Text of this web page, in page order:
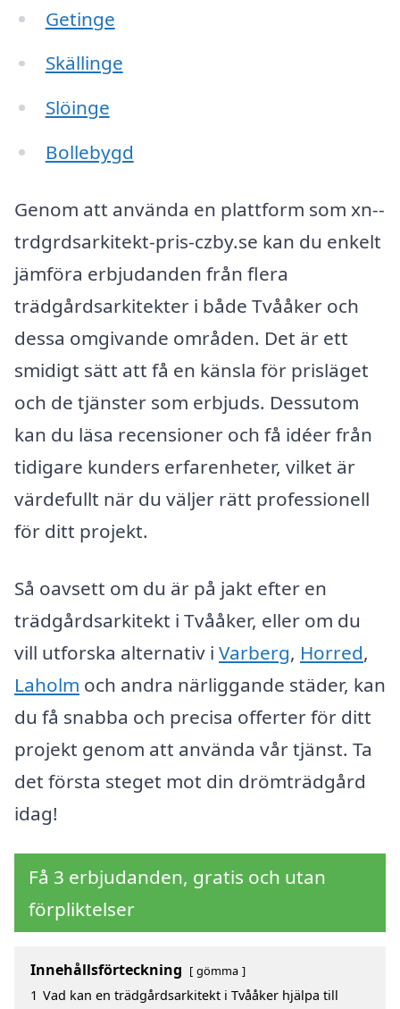
Getinge
Skällinge
Slöinge
Bollebygd
Genom att använda en plattform som xn--
trdgrdsarkitekt-pris-czby.se kan du enkelt
jämföra erbjudanden från flera
trädgårdsarkitekter i både Tvååker och
dessa omgivande områden. Det är ett
smidigt sätt att få en känsla för prisläget
och de tjänster som erbjuds. Dessutom
kan du läsa recensioner och få idéer från
tidigare kunders erfarenheter, vilket är
värdefullt när du väljer rätt professionell
för ditt projekt.
Så oavsett om du är på jakt efter en
trädgårdsarkitekt i Tvååker, eller om du
vill utforska alternativ i Varberg, Horred,
Laholm och andra närliggande städer, kan
du få snabba och precisa offerter för ditt
projekt genom att använda vår tjänst. Ta
det första steget mot din drömträdgård
idag!
Få 3 erbjudanden, gratis och utan
förpliktelser
Innehållsförteckning gömma
1 Vad kan en trädgårdsarkitekt i Tvååker hjälpa till